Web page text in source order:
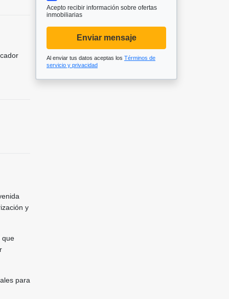
y
que
para
Acepto recibir información sobre ofertas
inmobiliarias
Enviar mensaje
Al enviar tus datos aceptas los Términos de
servicio y privacidad